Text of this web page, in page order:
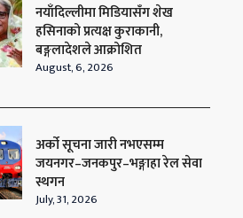
नयाँदिल्लीमा मिडियासँग शेख
हसिनाको प्रत्यक्ष कुराकानी,
बङ्गलादेशले आक्रोशित
August, 6, 2026
अर्को सूचना जारी नभएसम्म
जयनगर–जनकपुर–भङ्गाहा रेल सेवा
स्थगन
July, 31, 2026